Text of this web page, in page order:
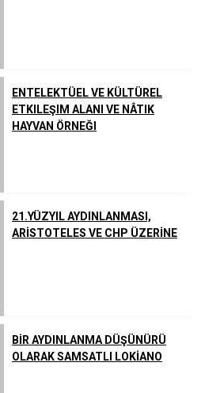
Dinleri
ENTELEKTÜEL VE KÜLTÜREL
ETKILEŞIM ALANI VE NÂTIK
HAYVAN ÖRNEĞI
21.YÜZYIL AYDINLANMASI,
ARİSTOTELES VE CHP ÜZERİNE
BİR AYDINLANMA DÜŞÜNÜRÜ
OLARAK SAMSATLI LOKİANO